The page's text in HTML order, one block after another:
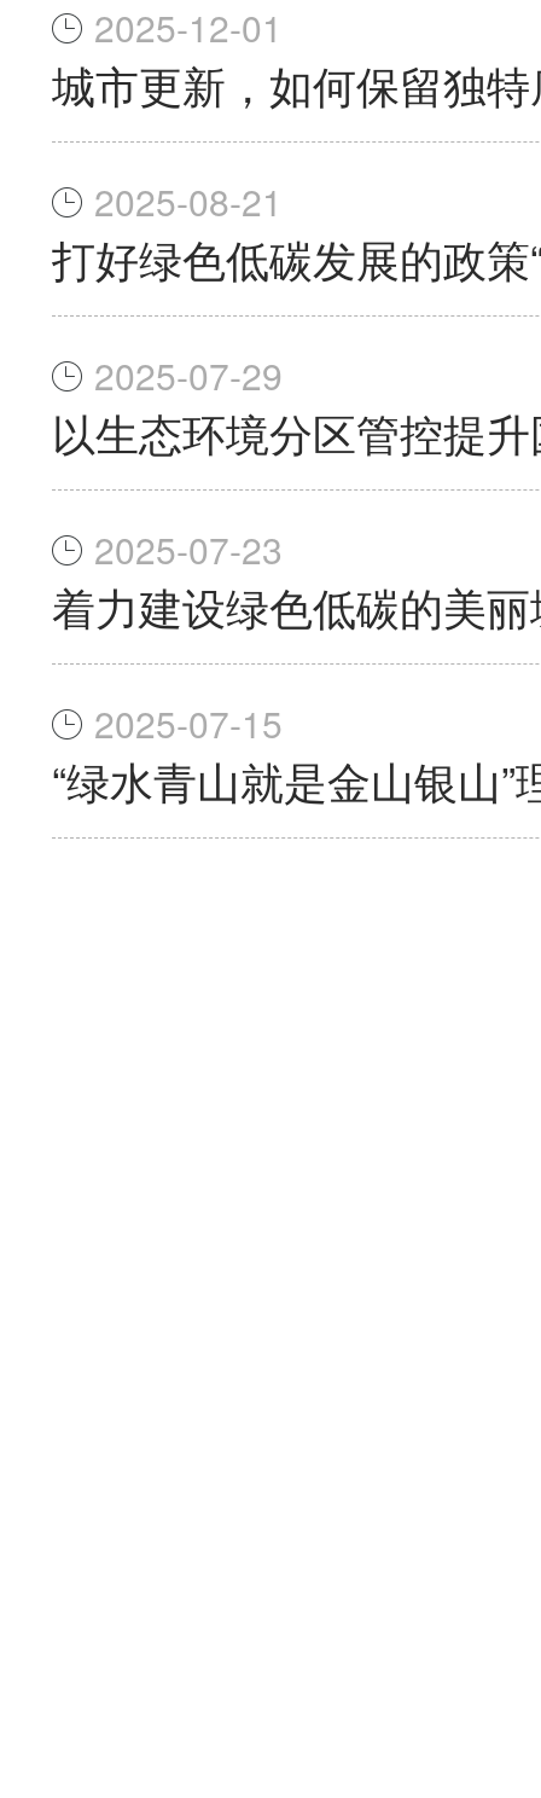
2025-12-01
城市更新，如何保留独
2025-08-21
打好绿色低碳发展的政策
2025-07-29
以生态环境分区管控提
2025-07-23
着力建设绿色低碳的美
2025-07-15
“绿水青山就是金山银山